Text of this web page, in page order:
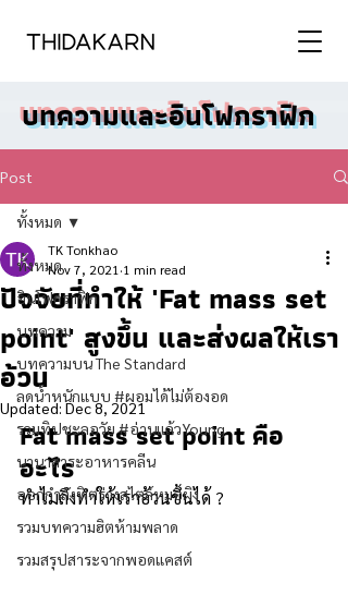
บทความและอินโฟกราฟิก
Post
ทั้งหมด
อินโฟกราฟิก
บทความ
บทความบน The Standard
ลดน้ำหนักแบบ #ผอมได้ไม่ต้องอด
รวมทิปชะลอวัย #อ่านแล้วYoung
นานาสาระอาหารคลีน
ออกกำลังฟิตร่างสไตล์หมอผิง
รวมบทความฮิตห้ามพลาด
รวมสรุปสาระจากพอดแคสต์
ทั้งหมด
ปัจจัยที่ทำให้ 'Fat mass set
point' สูงขึ้น และส่งผลให้เรา
อ้วน
TK Tonkhao
Nov 7, 2021 1 min read
Updated:Dec 8, 2021
Fat mass set point คือ
อะไร
ทำไมถึงทำให้เราอ้วนขึ้นได้ ?